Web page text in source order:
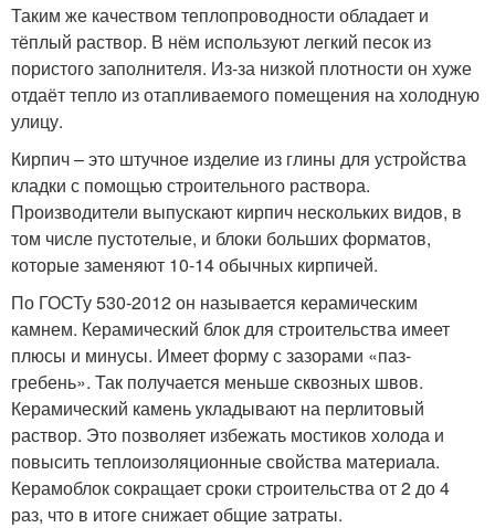
Таким же качеством теплопроводности обладает и
тёплый раствор. В нём используют легкий песок из
пористого заполнителя. Из-за низкой плотности он хуже
отдаёт тепло из отапливаемого помещения на холодную
улицу.
Кирпич – это штучное изделие из глины для устройства
кладки с помощью строительного раствора.
Производители выпускают кирпич нескольких видов, в
том числе пустотелые, и блоки больших форматов,
которые заменяют 10-14 обычных кирпичей.
По ГОСТу 530-2012 он называется керамическим
камнем. Керамический блок для строительства имеет
плюсы и минусы. Имеет форму с зазорами «паз-
гребень». Так получается меньше сквозных швов.
Керамический камень укладывают на перлитовый
раствор. Это позволяет избежать мостиков холода и
повысить теплоизоляционные свойства материала.
Керамоблок сокращает сроки строительства от 2 до 4
раз, что в итоге снижает общие затраты.